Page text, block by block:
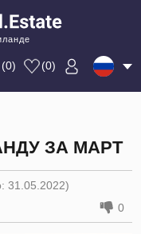
(0) (0)
ЗА МАРТ
31.05.2022)
0